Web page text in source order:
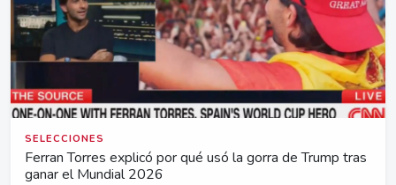
SELECCIONES
Ferran Torres explicó por qué usó la gorra de Trump tras
ganar el Mundial 2026